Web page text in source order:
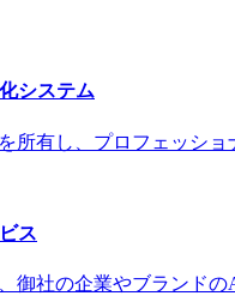
システム
所有し、プロフェッシ
ス
御社の企業やブランド